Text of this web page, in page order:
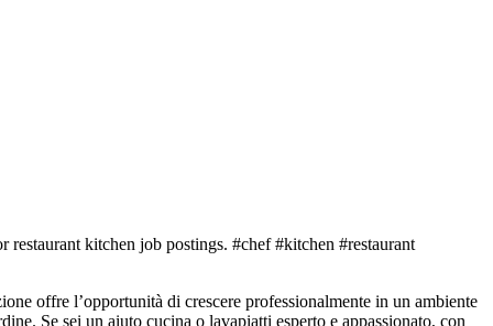
offre l’opportunità di crescere professionalmente in un ambiente
Se sei un aiuto cucina o lavapiatti esperto e appassionato, con